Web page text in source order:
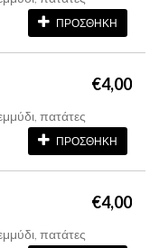
ΠΡΟΣΘΗΚΗ
€4,00
πατάτες
ΠΡΟΣΘΗΚΗ
€4,00
πατάτες